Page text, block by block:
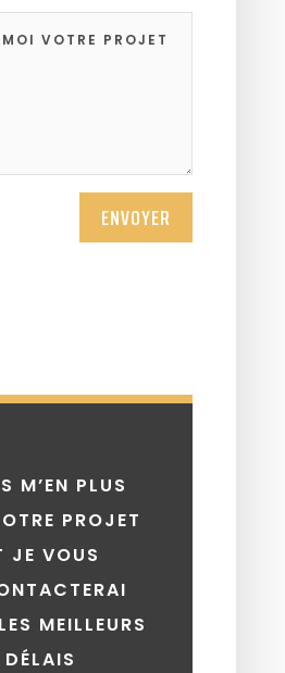
ENVOYER
M’EN PLUS
PROJET
JE VOUS
MEILLEURS
DÉLAIS